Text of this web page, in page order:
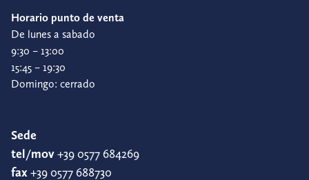
Horario punto de venta
De lunes a sabado
9:30 – 13:00
15:45 – 19:30
Domingo: cerrado
Sede
tel/mov+39 0577 684269
fax+39 0577 688730